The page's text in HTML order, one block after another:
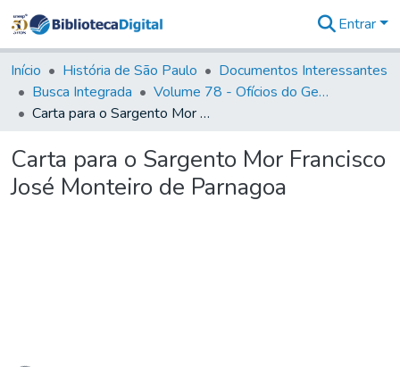
&
Coleções
Tudo na
Biblioteca
Estatísticas
Entrar
Início História de São Paulo
Documentos Interessantes
Busca Integrada
Volume 78 - Ofícios do General Martim Lopes Lobo de Saldanha (1777)
Carta para o Sargento Mor Francisco José Monteiro de Parnagoa
Carta para o Sargento Mor Francisco
José Monteiro de Parnagoa